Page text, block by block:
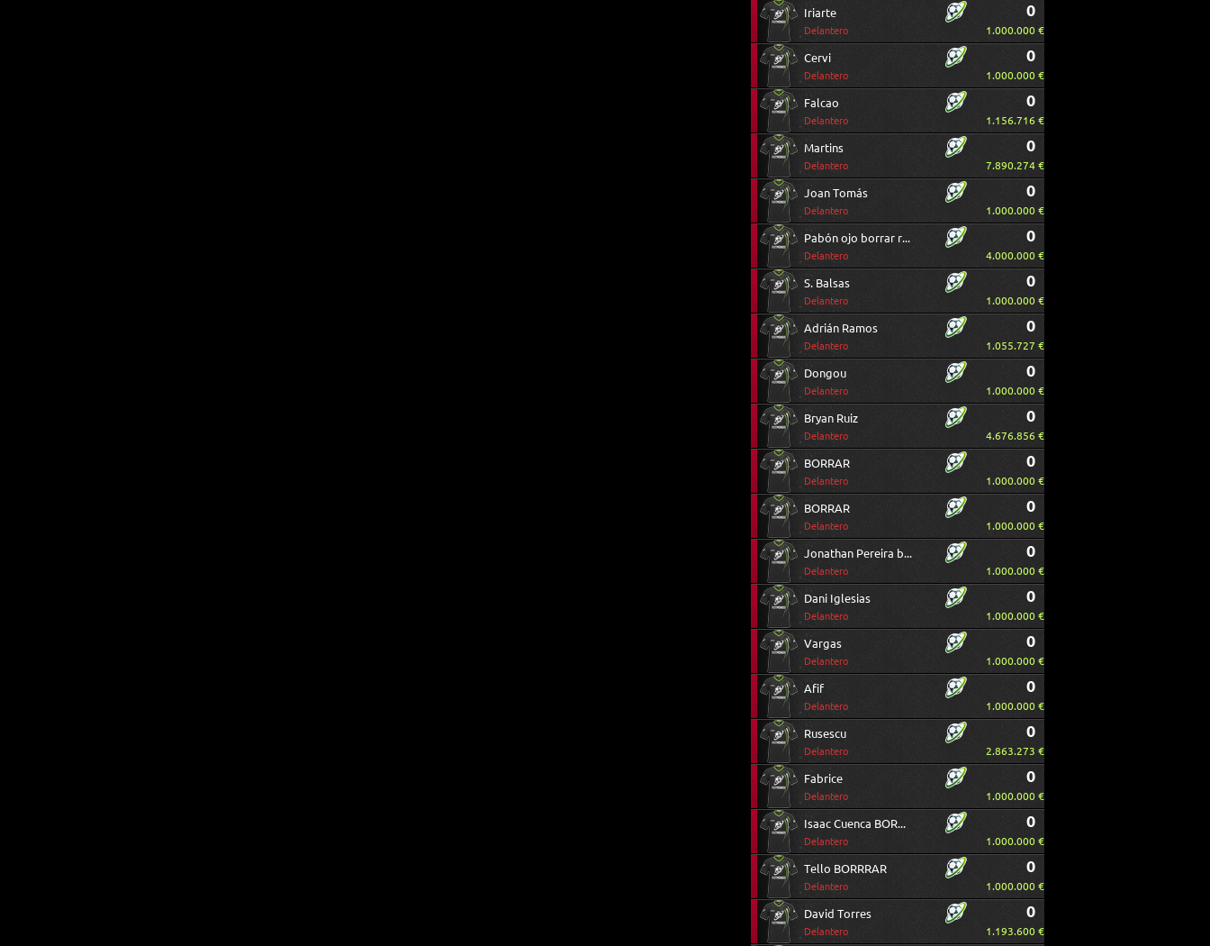
Iriarte
Delantero
0
1.000.000 €
Cervi
Delantero
0
1.000.000 €
Falcao
Delantero
0
1.156.716 €
Martins
Delantero
0
7.890.274 €
Joan Tomás
Delantero
0
1.000.000 €
Pabón ojo borrar repetido
Delantero
0
4.000.000 €
S. Balsas
Delantero
0
1.000.000 €
Adrián Ramos
Delantero
0
1.055.727 €
Dongou
Delantero
0
1.000.000 €
Bryan Ruiz
Delantero
0
4.676.856 €
BORRAR
Delantero
0
1.000.000 €
BORRAR
Delantero
0
1.000.000 €
Jonathan Pereira borrar
Delantero
0
1.000.000 €
Dani Iglesias
Delantero
0
1.000.000 €
Vargas
Delantero
0
1.000.000 €
Afif
Delantero
0
1.000.000 €
Rusescu
Delantero
0
2.863.273 €
Fabrice
Delantero
0
1.000.000 €
Isaac Cuenca BORRAR
Delantero
0
1.000.000 €
Tello BORRRAR
Delantero
0
1.000.000 €
David Torres
Delantero
0
1.193.600 €